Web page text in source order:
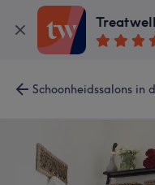
Treatwell
Schoonheidssalons in